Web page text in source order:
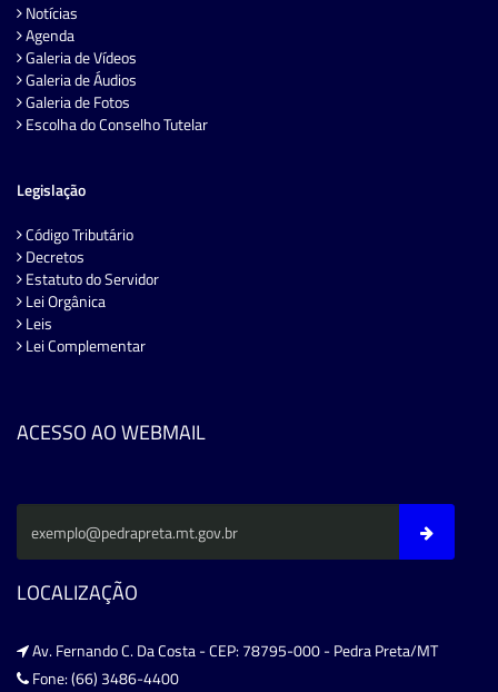
Notícias
Agenda
Galeria de Vídeos
Galeria de Áudios
Galeria de Fotos
Escolha do Conselho Tutelar
Legislação
Código Tributário
Decretos
Estatuto do Servidor
Lei Orgânica
Leis
Lei Complementar
ACESSO AO WEBMAIL
LOCALIZAÇÃO
Av. Fernando C. Da Costa - CEP: 78795-000 - Pedra Preta/MT
Fone: (66) 3486-4400